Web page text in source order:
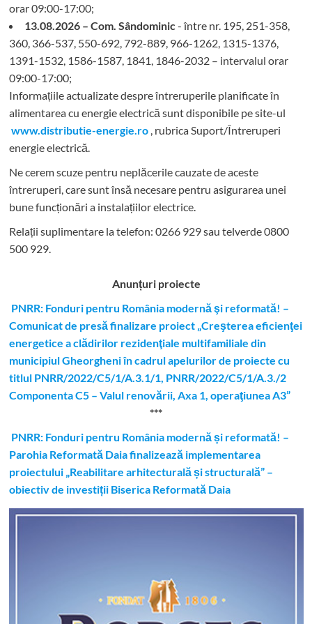
orar 09:00-17:00;
13.08.2026 – Com. Sândominic - între nr. 195, 251-358,
360, 366-537, 550-692, 792-889, 966-1262, 1315-1376,
1391-1532, 1586-1587, 1841, 1846-2032 – intervalul orar
09:00-17:00;
Informațiile actualizate despre întreruperile planificate în
alimentarea cu energie electrică sunt disponibile pe site-ul
www.distributie-energie.ro , rubrica Suport/Întreruperi
energie electrică.
Ne cerem scuze pentru neplăcerile cauzate de aceste
întreruperi, care sunt însă necesare pentru asigurarea unei
bune funcționări a instalațiilor electrice.
Relații suplimentare la telefon: 0266 929 sau telverde 0800
500 929.
Anunțuri proiecte
PNRR: Fonduri pentru România modernă şi reformată! –
Comunicat de presă finalizare proiect „Creşterea eficienţei
energetice a clădirilor rezidenţiale multifamiliale din
municipiul Gheorgheni în cadrul apelurilor de proiecte cu
titlul PNRR/2022/C5/1/A.3.1/1, PNRR/2022/C5/1/A.3./2
Componenta C5 – Valul renovării, Axa 1, operaţiunea A3”
***
PNRR: Fonduri pentru România modernă și reformată! –
Parohia Reformată Daia finalizează implementarea
proiectului „Reabilitare arhitecturală și structurală” –
obiectiv de investiții Biserica Reformată Daia